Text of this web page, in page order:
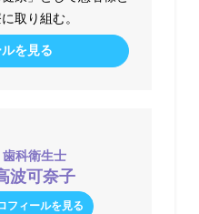
取り組む。
を見る
歯科衛生士
波可奈子
フィールを見る